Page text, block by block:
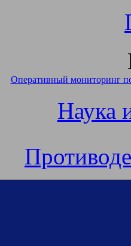
Оперативный мониторинг
Наука